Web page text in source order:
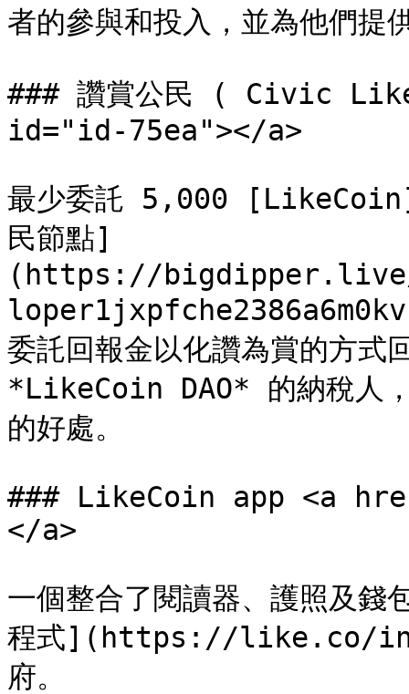
者的參與和投入，並為他們提
### 讚賞公民 ( Civic
id="id-75ea"></a>
最少委託 5,000
民節點]
(https://
委託回報金以化讚為賞的方
*LikeCoin DAO* 的納稅人，
的好處。
### LikeCoin app <a
</a>
一個整合了閱讀器、護照及
程式](https://like.co/in/
府。